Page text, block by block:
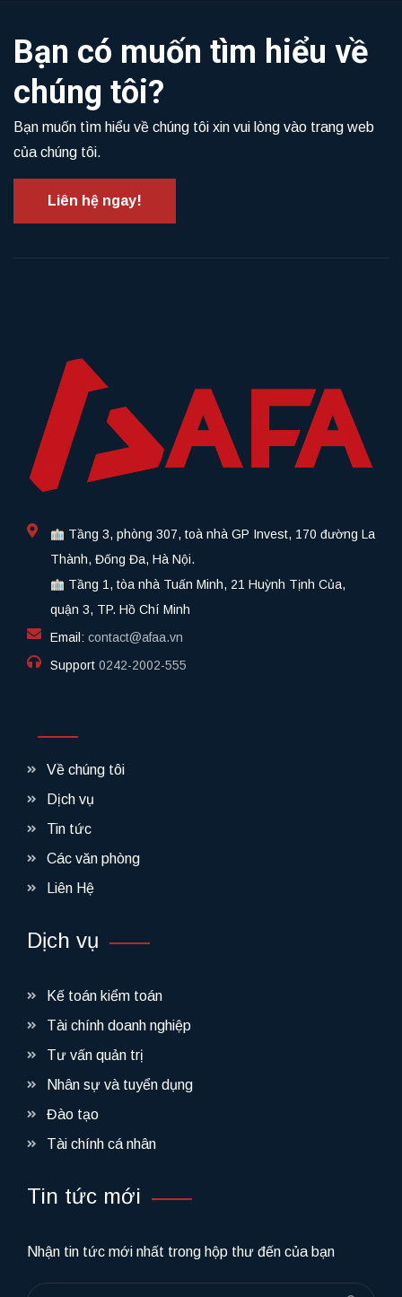
Bạn có muốn tìm hiểu về
chúng tôi?
Bạn muốn tìm hiểu về chúng tôi xin vui lòng vào trang web
của chúng tôi.
Liên hệ ngay!
Tầng 3, phòng 307, toà nhà GP Invest, 170 đường La
Thành, Đống Đa, Hà Nội.
Tầng 1, tòa nhà Tuấn Minh, 21 Huỳnh Tịnh Của,
quận 3, TP. Hồ Chí Minh
Email: contact@afaa.vn
Support 0242-2002-555​
Về chúng tôi
Dịch vụ
Tin tức
Các văn phòng
Liên Hệ
Dịch vụ
Kế toán kiểm toán
Tài chính doanh nghiệp
Tư vấn quản trị
Nhân sự và tuyển dụng
Đào tạo
Tài chính cá nhân
Tin tức mới
Nhận tin tức mới nhất trong hộp thư đến của bạn